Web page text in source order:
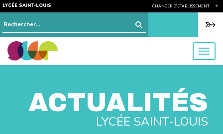
LYCÉE SAINT-LOUIS CHANGER D'ÉTABLISSEMENT
Rechercher :
menu
ACTUALITÉS
LYCÉE SAINT-LOUIS